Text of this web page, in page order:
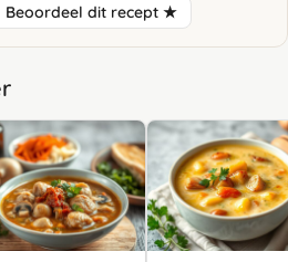
Beoordeel dit recept ★